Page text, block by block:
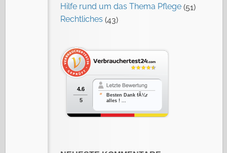
Hilfe rund um das Thema Pflege (51)
Rechtliches (43)
4.6
5
Besten Dank fÃ¼r
alles ! ...